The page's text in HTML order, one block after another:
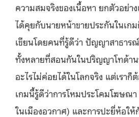
ความสมจริงของเนื้อหา ยกตัวอย่าง
ได้คุยกับนายหน้าขายประกันในเก
เขียนโดยคนที่รู้ดีว่า ปัญญาสาธาร
ทั้งหลายที่สอนกันในปริญญาโทด้า
อะไรไม่ค่อยได้ในโลกจริง แต่เรา
เกมนี้รู้ดีว่าการโหมประโคมโฆษณ
ในเมืองอวกาศ) และการปะยี่ห้อใ